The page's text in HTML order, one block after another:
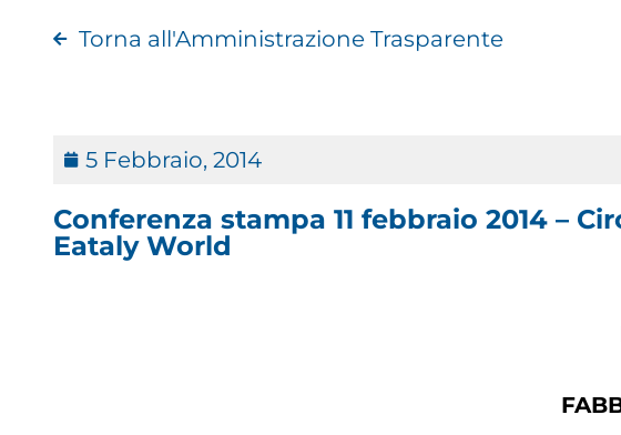
Torna all'Amministrazione Trasparente
5 Febbraio, 2014
Conferenza stampa 11 febbraio 2014 –
Eataly World
F